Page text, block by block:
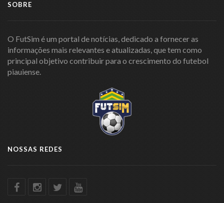
SOBRE
O FutSim é um portal de notícias, dedicado a fornecer as
informações mais relevantes e atualizadas, que tem como
principal objetivo contribuir para o crescimento do futebol
piauiense.
NOSSAS REDES